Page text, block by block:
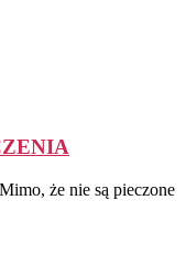
że nie są pieczone